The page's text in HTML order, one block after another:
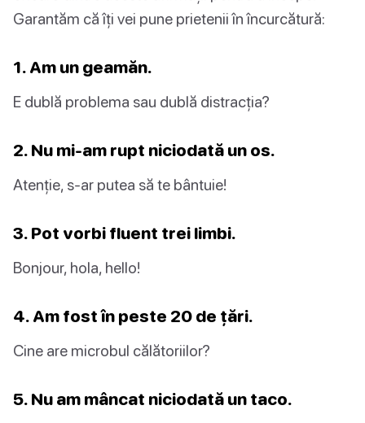
Garantăm că îți vei pune prietenii în încurcătură:
1. Am un geamăn.
E dublă problema sau dublă distracția?
2. Nu mi-am rupt niciodată un os.
Atenție, s-ar putea să te bântuie!
3. Pot vorbi fluent trei limbi.
Bonjour, hola, hello!
4. Am fost în peste 20 de țări.
Cine are microbul călătoriilor?
5. Nu am mâncat niciodată un taco.